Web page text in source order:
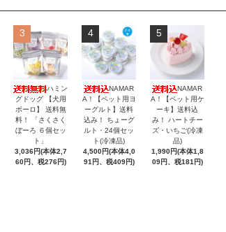
3
ハミン
グドッグ 【犬用
ボーロ】 送料無
料！ 「さくさく
ぼーろ ６個セッ
ト」
3,036円(本体2,7
60円、税276円)
4
NAMAR
A！【ペット用ヨ
ーグルト】送料
込み！ ちょーグ
ルト・24個セッ
ト(冷凍品)
4,500円(本体4,0
91円、税409円)
5
NAMAR
A！【ペット用ケ
ーキ】送料込
み！ ハートチー
ズ・いちご(冷凍
品)
1,990円(本体1,8
09円、税181円)